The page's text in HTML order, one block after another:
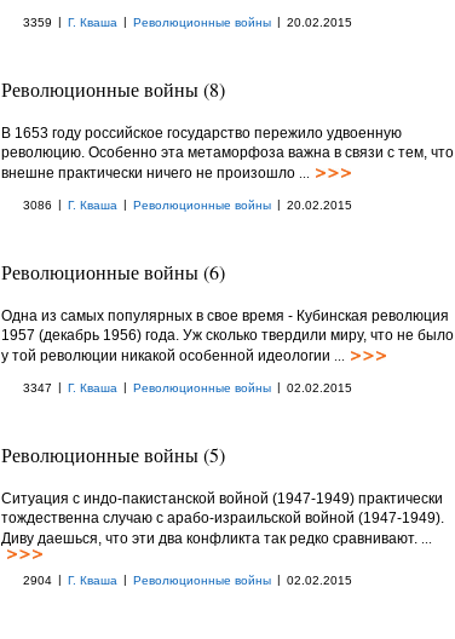
3359 | Г. Кваша | Революционные войны | 20.02.2015
Революционные войны (8)
В 1653 году российское государство пережило удвоенную
революцию. Особенно эта метаморфоза важна в связи с тем, что
внешне практически ничего не произошло ...
3086 | Г. Кваша | Революционные войны | 20.02.2015
Революционные войны (6)
Одна из самых популярных в свое время - Кубинская революция
1957 (декабрь 1956) года. Уж сколько твердили миру, что не было
у той революции никакой особенной идеологии ...
3347 | Г. Кваша | Революционные войны | 02.02.2015
Революционные войны (5)
Ситуация с индо-пакистанской войной (1947-1949) практически
тождественна случаю с арабо-израильской войной (1947-1949).
Диву даешься, что эти два конфликта так редко сравнивают. ...
2904 | Г. Кваша | Революционные войны | 02.02.2015